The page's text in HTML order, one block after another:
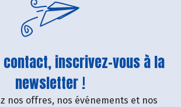
contact, inscrivez-vous à la
newsletter !
nos offres, nos événements et nos